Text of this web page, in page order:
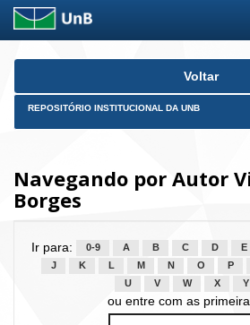
Skip
Voltar
REPOSITÓRIO INSTITUCIONAL DA UNB
Navegando por Autor
Borges
Ir para: 0-9 A B C D E
J
K L M N O P
U
V W X Y
ou entre com as